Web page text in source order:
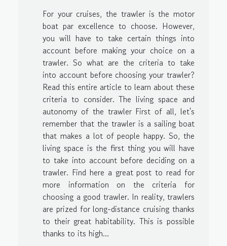
For your cruises, the trawler is the motor
boat par excellence to choose. However,
you will have to take certain things into
account before making your choice on a
trawler. So what are the criteria to take
into account before choosing your trawler?
Read this entire article to learn about these
criteria to consider. The living space and
autonomy of the trawler First of all, let's
remember that the trawler is a sailing boat
that makes a lot of people happy. So, the
living space is the first thing you will have
to take into account before deciding on a
trawler. Find here a great post to read for
more information on the criteria for
choosing a good trawler. In reality, trawlers
are prized for long-distance cruising thanks
to their great habitability. This is possible
thanks to its high...